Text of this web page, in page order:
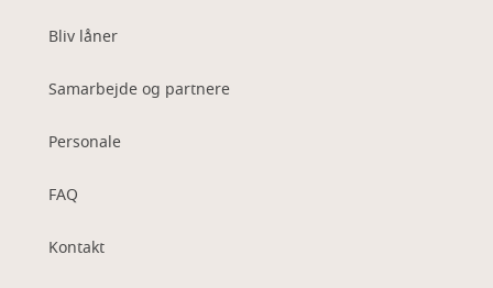
Bliv låner
Samarbejde og partnere
Personale
FAQ
Kontakt